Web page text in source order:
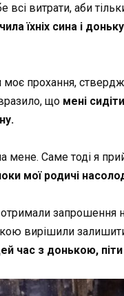
всі витрати, аби
їхніх сина і
прохання,
що мені
мене. Саме тоді я
мої родичі
отримали
вирішили
час з донькою,